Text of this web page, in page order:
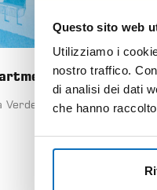
Questo sito web
Utilizziamo i
nostro traffico.
di analisi dei dati
che hanno
Verde, Caorle, Venezia,